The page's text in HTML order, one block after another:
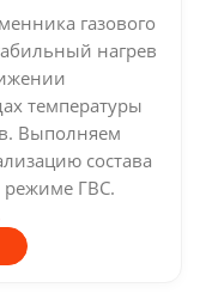
газового
нагрев
температуры
Выполняем
состава
режиме ГВС.